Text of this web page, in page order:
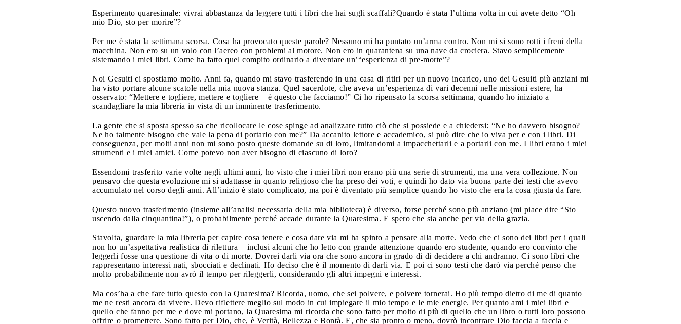
Esperimento quaresimale: vivrai abbastanza da leggere tutti i libri che hai sugli scaffali?Quando è stata l’ultima volta in cui avete detto “Oh
mio Dio, sto per morire”?
Per me è stata la settimana scorsa. Cosa ha provocato queste parole? Nessuno mi ha puntato un’arma contro. Non mi si sono rotti i freni della
macchina. Non ero su un volo con l’aereo con problemi al motore. Non ero in quarantena su una nave da crociera. Stavo semplicemente
sistemando i miei libri. Come ha fatto quel compito ordinario a diventare un’“esperienza di pre-morte”?
Noi Gesuiti ci spostiamo molto. Anni fa, quando mi stavo trasferendo in una casa di ritiri per un nuovo incarico, uno dei Gesuiti più anziani mi
ha visto portare alcune scatole nella mia nuova stanza. Quel sacerdote, che aveva un’esperienza di vari decenni nelle missioni estere, ha
osservato: “Mettere e togliere, mettere e togliere – è questo che facciamo!” Ci ho ripensato la scorsa settimana, quando ho iniziato a
scandagliare la mia libreria in vista di un imminente trasferimento.
La gente che si sposta spesso sa che ricollocare le cose spinge ad analizzare tutto ciò che si possiede e a chiedersi: “Ne ho davvero bisogno?
Ne ho talmente bisogno che vale la pena di portarlo con me?” Da accanito lettore e accademico, si può dire che io viva per e con i libri. Di
conseguenza, per molti anni non mi sono posto queste domande su di loro, limitandomi a impacchettarli e a portarli con me. I libri erano i miei
strumenti e i miei amici. Come potevo non aver bisogno di ciascuno di loro?
Essendomi trasferito varie volte negli ultimi anni, ho visto che i miei libri non erano più una serie di strumenti, ma una vera collezione. Non
pensavo che questa evoluzione mi si adattasse in quanto religioso che ha preso dei voti, e quindi ho dato via buona parte dei testi che avevo
accumulato nel corso degli anni. All’inizio è stato complicato, ma poi è diventato più semplice quando ho visto che era la cosa giusta da fare.
Questo nuovo trasferimento (insieme all’analisi necessaria della mia biblioteca) è diverso, forse perché sono più anziano (mi piace dire “Sto
uscendo dalla cinquantina!”), o probabilmente perché accade durante la Quaresima. E spero che sia anche per via della grazia.
Stavolta, guardare la mia libreria per capire cosa tenere e cosa dare via mi ha spinto a pensare alla morte. Vedo che ci sono dei libri per i quali
non ho un’aspettativa realistica di rilettura – inclusi alcuni che ho letto con grande attenzione quando ero studente, quando ero convinto che
leggerli fosse una questione di vita o di morte. Dovrei darli via ora che sono ancora in grado di di decidere a chi andranno. Ci sono libri che
rappresentano interessi nati, sbocciati e declinati. Ho deciso che è il momento di darli via. E poi ci sono testi che darò via perché penso che
molto probabilmente non avrò il tempo per rileggerli, considerando gli altri impegni e interessi.
Ma cos’ha a che fare tutto questo con la Quaresima? Ricorda, uomo, che sei polvere, e polvere tornerai. Ho più tempo dietro di me di quanto
me ne resti ancora da vivere. Devo riflettere meglio sul modo in cui impiegare il mio tempo e le mie energie. Per quanto ami i miei libri e
quello che fanno per me e dove mi portano, la Quaresima mi ricorda che sono fatto per molto di più di quello che un libro o tutti loro possono
offrire o promettere. Sono fatto per Dio, che, è Verità, Bellezza e Bontà. E, che sia pronto o meno, dovrò incontrare Dio faccia a faccia e